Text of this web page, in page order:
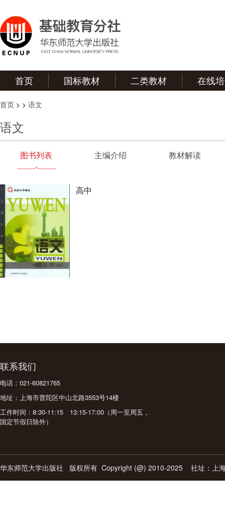
首页 国标教材 二类教材 在线
首页 > > 语文
语文
图书列表 主编介绍 教材解读
高中
联系我们
电话：021-60821765
地址：上海市普陀区中山北路3553号14楼
工作时间：8:30-11:15 13:15-17:00（周一至周五，
国定节假日除外）
华东师范大学出版社 版权所有 Copyright (@) 2010-2025 社址：上